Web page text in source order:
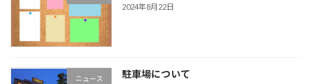
2024年8月22日
ニュース 駐車場について